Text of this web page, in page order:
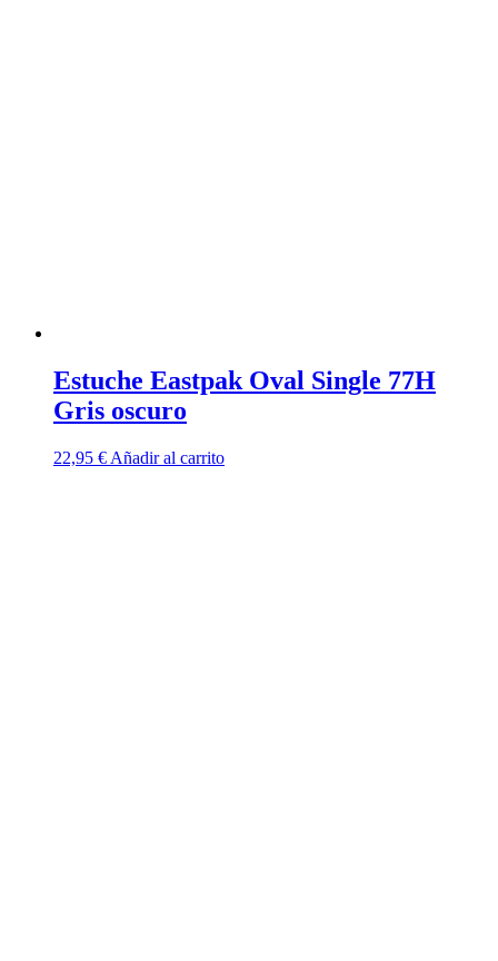
Estuche Eastpak Oval Single 77H
Gris oscuro
22,95 € Añadir al carrito